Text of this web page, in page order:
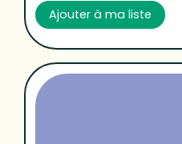
Ajouter à ma liste